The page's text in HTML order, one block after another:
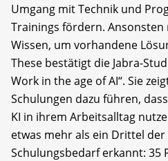
Umgang mit Technik und
Trainings fördern. Ansonsten
Wissen, um vorhandene
These bestätigt die Jabra-
Work in the age of AI“. Sie
Schulungen dazu führen,
KI in ihrem Arbeitsalltag
etwas mehr als ein Drittel
Schulungsbedarf erkannt: 35